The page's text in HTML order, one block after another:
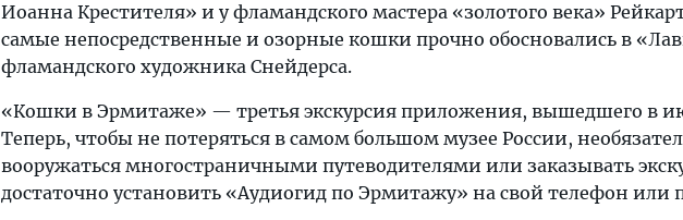
Иоанна Крестителя» и у фламандского мастера «золотого века»
самые непосредственные и озорные кошки прочно обосновались в
фламандского художника Снейдерса.
«Кошки в Эрмитаже» — третья экскурсия приложения, вышедшего в
Теперь, чтобы не потеряться в самом большом музее России,
вооружаться многостраничными путеводителями или заказывать
достаточно установить «Аудиогид по Эрмитажу» на свой телефон или